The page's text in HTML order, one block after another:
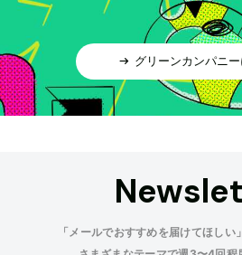
グリーンカンパニ
「メールでおすすめを届けてほしい